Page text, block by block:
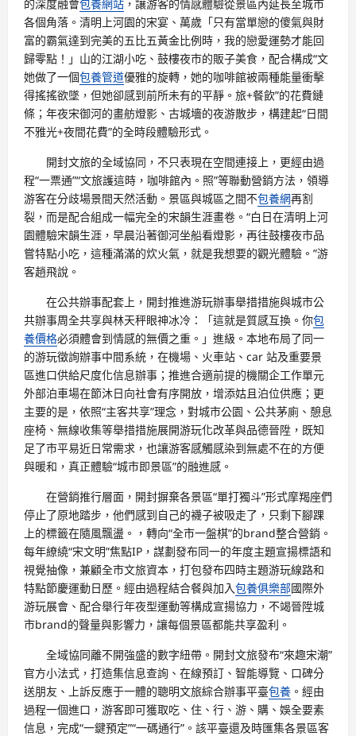
的深度融會包養網站 ，讓游客的情感體驗從景區內延長至城市
各個角落。清明上河園的宋宴、萬歲「只有當單戀的傻氣與財
富的霸氣達到完美的五比五黃金比例時，我的戀愛運勢才能回
歸零點！」山的江湖小吃、鼓樓夜市的販子美食，配合構成“文
她做了一個包養管道優雅的旋轉，她的咖啡館被兩種能量衝擊
得搖搖欲墜，但她卻感到前所未有的平靜。旅+餐飲”的花費鏈
條；年夜宋御河的畫舫燈影、古城墻的夜游散步，構建起“日間
不雅光+夜間花費”的全時段體驗形式。
開封文旅的全域協同，不只表現在空間連接上，更經由過
程“一票通”“文旅護這時，咖啡館內。照”等聯動營銷方法，領導
游客在分歧場景間天然活動。景區與城區之間不包養網再割
裂，而是配合組成一幅完全的宋韻生涯畫卷。“白日在清明上河
園體驗宋韻生涯，早晨沿著御河坐船看燈影，再往鼓樓夜市品
嘗特點小吃，這種滿滿的炊火氣，就是我想要的觀光體驗。”游
客趙飛說。
在公共辦事配套上，開封推進游玩辦事舉措措施與城市公
共辦事周全共享與林天秤眼神冰冷：「這就是質感互換。你包
養價格必須體會到情感的無價之重。」進級。本地布局了同一
的游玩徵詢辦事中間系統，在機場、火車站、car 站及重要景
區進口供給尺度化信息辦事；推進合適前提的機關企工作單元
外部泊車場在節沐日向社會有序開放，增添姑且泊位供應；更
主要的是，依照“主客共享”理念，對城市公園、公共茅廁、憩息
座椅、無線收集等舉措措施展開游玩化改革與品德晉陞，既知
足了市平易近日常需求，也讓游客感觸感染到無處不在的方便
與暖和，真正體驗“城市即景區”的融進感。
在營銷推行層面，開封摒棄各景區“單打獨斗”形式摩羯座們
停止了原地踏步，他們感到自己的襪子被吸走了，只剩下腳踝
上的標籤在隨風飄盪。，轉向“全市一盤棋”的brand整合營銷。
每年繚繞“宋文明”焦點IP，謀劃發布同一的年度主題宣揚標語和
視覺抽像，兼顧全市文旅資本，打包發布四時主題游玩線路和
特點節慶運動日歷。經由過程結合餐與加入包養俱樂部國際外
游玩展會、配合舉行年夜型運動等構成宣揚協力，不竭晉陞城
市brand的聲量與影響力，讓每個景區都能共享盈利。
全域協同離不開強盛的數字紐帶。開封文旅發布“來趣宋潮”
官方小法式，打造集信息查詢、在線預訂、智能導覽、口碑分
送朋友、上訴反應于一體的聰明文旅綜合辦事平臺包養 。經由
過程一個進口，游客即可獲取吃、住、行、游、購、娛全要素
信息，完成“一鍵預定”“一碼通行”。該平臺還及時匯集各景區客